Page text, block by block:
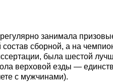
занимала
сборной, а на
была шестой
верховой езды —
с мужчинами).